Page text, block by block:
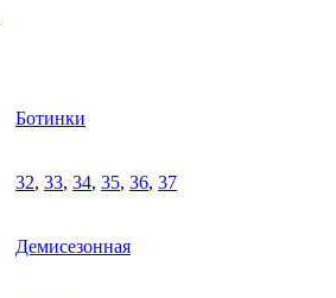
Ботинки
32, 33, 34, 35, 36, 37
Демисезонная